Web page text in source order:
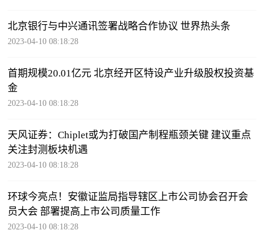
北京银行与中兴通讯签署战略合作协议 世界热头条
2023-04-10 08:18:28
首期规模20.01亿元 北京经开区特设产业升级股权投资基
金
2023-04-10 08:18:28
天风证券：Chiplet或为打破国产制程瓶颈关键 建议重点
关注封测板块机遇
2023-04-10 08:18:28
环球今亮点！安徽证监局指导辖区上市公司协会召开会
员大会 部署提高上市公司质量工作
2023-04-10 08:18:28